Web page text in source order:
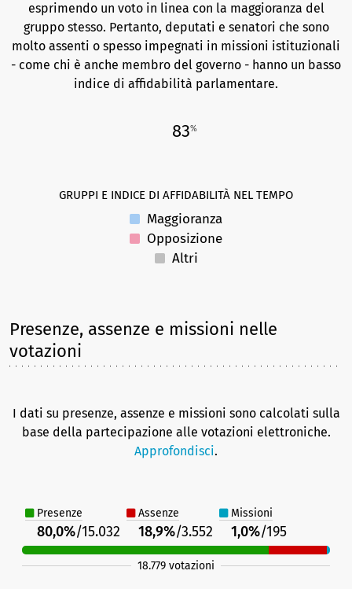
esprimendo un voto in linea con la maggioranza del
gruppo stesso. Pertanto, deputati e senatori che sono
molto assenti o spesso impegnati in missioni istituzionali
- come chi è anche membro del governo - hanno un basso
indice di affidabilità parlamentare.
83%
GRUPPI E INDICE DI AFFIDABILITÀ NEL TEMPO
Maggioranza
Opposizione
Altri
Presenze, assenze e missioni nelle
votazioni
I dati su presenze, assenze e missioni sono calcolati sulla
base della partecipazione alle votazioni elettroniche.
Approfondisci.
Presenze Assenze Missioni
80,0%/15.032 18,9%/3.552 1,0%/195
18.779 votazioni